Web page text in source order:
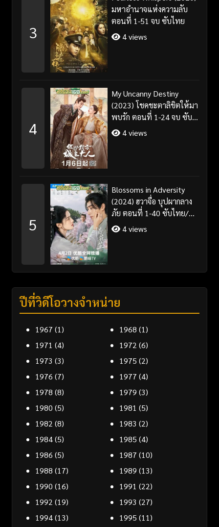
3
มหาอำนาจแห่งความลับ
ตอนที่ 1-51 จบ ซับไทย
4 views
4
My Uncanny Destiny
(2023) โชคชะตาลิขิตให้มา
พบรัก ตอนที่ 1-24 จบ ซับ
ไทย/พากย์ไทย
4 views
5
Blossoms in Adversity
(2024) ฮวาจื่อ บุปผากลาง
ภัย ตอนที่ 1-40 ซับไทย/
พากย์ไทย
4 views
ปีที่วิดีโอวางจำหน่าย
1967 (1) 1968 (1)
1971 (4) 1972 (6)
1973 (3) 1975 (2)
1976 (7) 1977 (4)
1978 (8) 1979 (3)
1980 (5) 1981 (5)
1982 (8) 1983 (2)
1984(5) 1985 (4)
1986 (5) 1987 (10)
1988 (17) 1989 (13)
1990 (16) 1991 (22)
1992 (19) 1993 (27)
1994(13) 1995 (11)